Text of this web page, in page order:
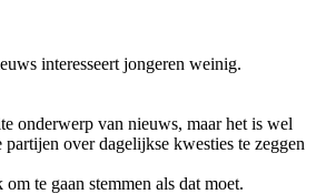
interesseert jongeren weinig.
onderwerp van nieuws, maar het is wel
over dagelijkse kwesties te zeggen
te gaan stemmen als dat moet.